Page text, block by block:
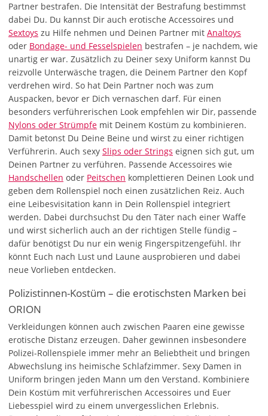
Partner bestrafen. Die Intensität der Bestrafung bestimmst
dabei Du. Du kannst Dir auch erotische Accessoires und
Sextoys zu Hilfe nehmen und Deinen Partner mit Analtoys
oder Bondage- und Fesselspielen bestrafen – je nachdem, wie
unartig er war. Zusätzlich zu Deiner sexy Uniform kannst Du
reizvolle Unterwäsche tragen, die Deinem Partner den Kopf
verdrehen wird. So hat Dein Partner noch was zum
Auspacken, bevor er Dich vernaschen darf. Für einen
besonders verführerischen Look empfehlen wir Dir, passende
Nylons oder Strümpfe mit Deinem Kostüm zu kombinieren.
Damit betonst Du Deine Beine und wirst zu einer richtigen
Verführerin. Auch sexy Slips oder Strings eignen sich gut, um
Deinen Partner zu verführen. Passende Accessoires wie
Handschellen oder Peitschen komplettieren Deinen Look und
geben dem Rollenspiel noch einen zusätzlichen Reiz. Auch
eine Leibesvisitation kann in Dein Rollenspiel integriert
werden. Dabei durchsuchst Du den Täter nach einer Waffe
und wirst sicherlich auch an der richtigen Stelle fündig –
dafür benötigst Du nur ein wenig Fingerspitzengefühl. Ihr
könnt Euch nach Lust und Laune ausprobieren und dabei
neue Vorlieben entdecken.
Polizistinnen-Kostüm – die erotischsten Marken bei
ORION
Verkleidungen können auch zwischen Paaren eine gewisse
erotische Distanz erzeugen. Daher gewinnen insbesondere
Polizei-Rollenspiele immer mehr an Beliebtheit und bringen
Abwechslung ins heimische Schlafzimmer. Sexy Damen in
Uniform bringen jeden Mann um den Verstand. Kombiniere
Dein Kostüm mit verführerischen Accessoires und Euer
Liebesspiel wird zu einem unvergesslichen Erlebnis.